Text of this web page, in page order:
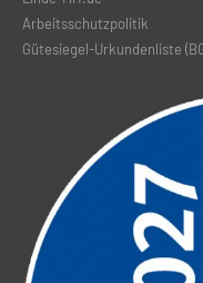
Arbeitsschutzpolitik
Gütesiegel-Urkundenliste